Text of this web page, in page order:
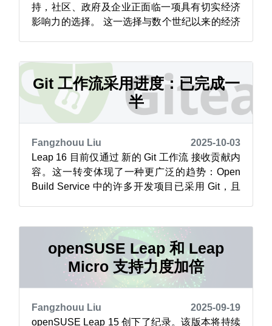
持，社区、政府及企业正面临一项具有切实经济
影响力的选择。 这一选择与数个世纪以来的经济
那些最接近货币来源的群体，而其他群体则会面
临成本上涨的压力。如今，专有软件的采购在很
大程度上印证了这一理论。供...
Git 工作流采用进度：已完成一
半
Fangzhouu Liu
2025-10-03
Leap 16 目前仅通过 新的 Git 工作流 接收贡献内
容。这一转变体现了一种更广泛的趋势：Open
Build Service 中的许多开发项目已采用 Git，且
正在评估新的暂存环境，以确保其能有效扩展
——因为我们需要确保集成...
openSUSE Leap 和 Leap
Micro 支持力度加倍
Fangzhouu Liu
2025-09-19
openSUSE Leap 15 创下了纪录。该版本将持续